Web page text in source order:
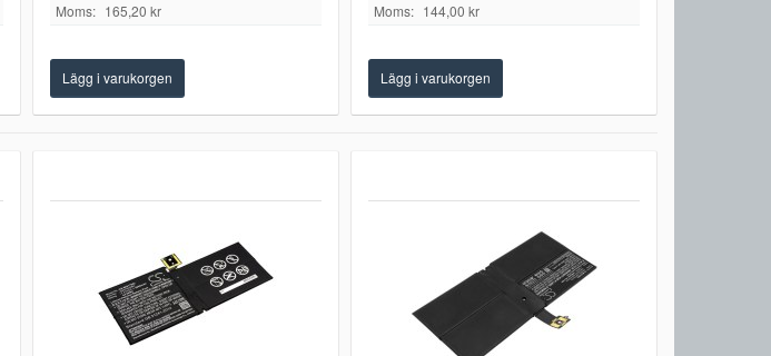
Moms: 165,20 kr Moms: 144,00 kr